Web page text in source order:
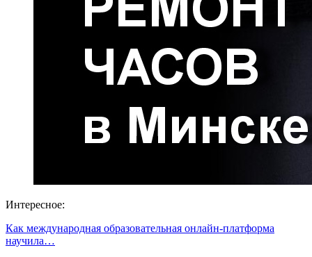
Интересное:
Как международная образовательная онлайн-платформа
научила…